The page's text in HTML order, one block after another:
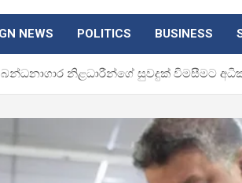
NEWS POLITICS BUSINESS
බන්ධනාගාර නිළධාරීන්ගේ සුවදුක් විමසීමට